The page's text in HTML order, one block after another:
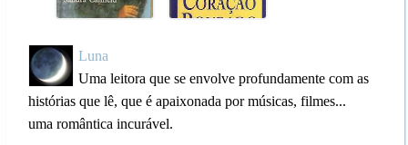
Luna
Uma leitora que se envolve profundamente com as
histórias que lê, que é apaixonada por músicas, filmes...
uma romântica incurável.